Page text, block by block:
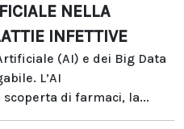
NELLA
INFETTIVE
(AI) e dei Big Data
L’AI
di farmaci, la...